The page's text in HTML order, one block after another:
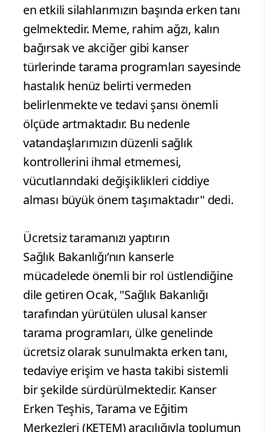
en etkili silahlarımızın başında erken tanı
gelmektedir. Meme, rahim ağzı, kalın
bağırsak ve akciğer gibi kanser
türlerinde tarama programları sayesinde
hastalık henüz belirti vermeden
belirlenmekte ve tedavi şansı önemli
ölçüde artmaktadır. Bu nedenle
vatandaşlarımızın düzenli sağlık
kontrollerini ihmal etmemesi,
vücutlarındaki değişiklikleri ciddiye
alması büyük önem taşımaktadır" dedi.
Ücretsiz taramanızı yaptırın
Sağlık Bakanlığı’nın kanserle
mücadelede önemli bir rol üstlendiğine
dile getiren Ocak, "Sağlık Bakanlığı
tarafından yürütülen ulusal kanser
tarama programları, ülke genelinde
ücretsiz olarak sunulmakta erken tanı,
tedaviye erişim ve hasta takibi sistemli
bir şekilde sürdürülmektedir. Kanser
Erken Teşhis, Tarama ve Eğitim
Merkezleri (KETEM) aracılığıyla toplumun